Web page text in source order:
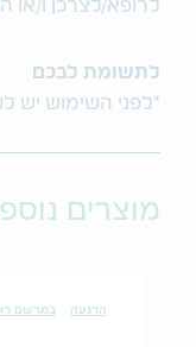
לרופא/לצרכן ו/או
לתשומת לבכם
*לפני השימוש יש
מוצרים
הרגעה במרשם